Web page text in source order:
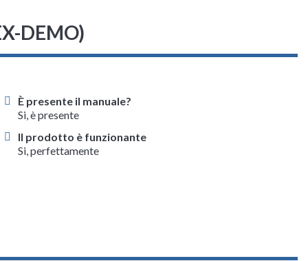
DEMO)
È presente il manuale?
Si, è presente
Il prodotto è funzionante
Si, perfettamente